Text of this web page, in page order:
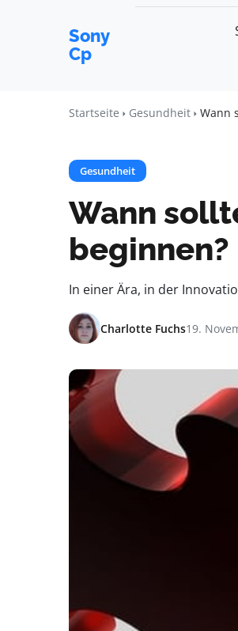
Sony
Cp
Startseite Gesundheit Wann
Gesundheit
Wann
beginnen?
In einer Ära, in der
Charlotte Fuchs19.